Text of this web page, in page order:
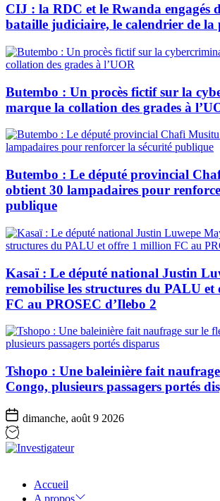
CIJ : la RDC et le Rwanda engagés
bataille judiciaire, le calendrier de la
Butembo : Un procès fictif sur la
marque la collation des grades à
Butembo : Le député provincial
obtient 30 lampadaires pour
publique
Kasaï : Le député national Justin
remobilise les structures du PALU
FC au PROSEC d’Ilebo 2
Tshopo : Une baleinière fait
Congo, plusieurs passagers portés
dimanche, août 9 2026
Accueil
A propos